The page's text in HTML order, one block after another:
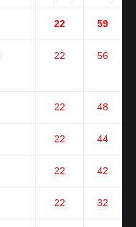
22 59
22 56
22 48
22 44
22 42
22 32